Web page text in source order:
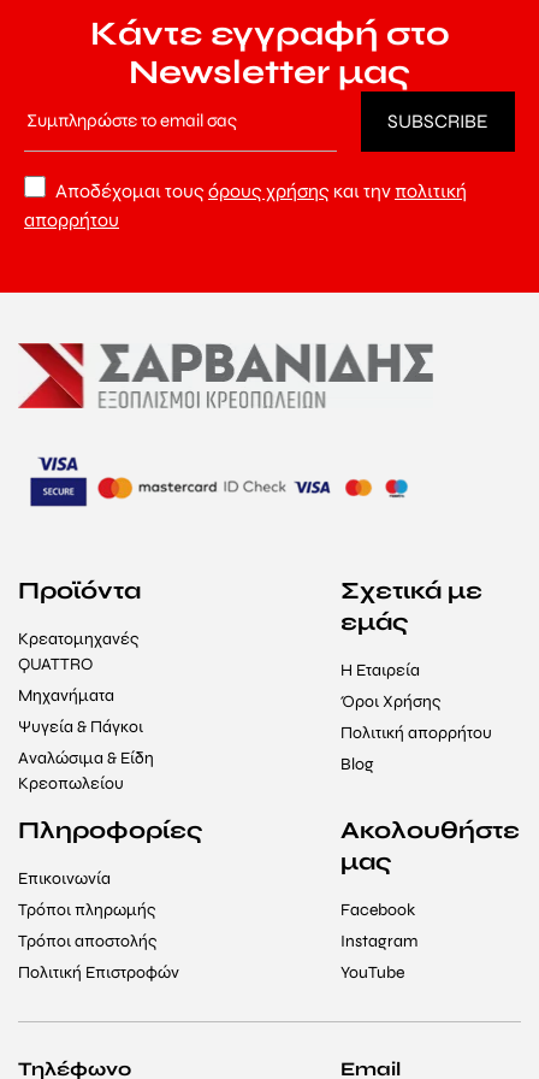
Αποδέχομαι τους όρους χρήσης και τηνπολιτική
απορρήτου
Κάντε εγγραφή στο
Newsletter μας
Προϊόντα
Κρεατομηχανές
QUATTRO
Μηχανήματα
Ψυγεία & Πάγκοι
Αναλώσιμα & Είδη
Κρεοπωλείου
Σχετικά με
εμάς
Η Εταιρεία
Όροι Χρήσης
Πολιτική απορρήτου
Blog
Πληροφορίες
Επικοινωνία
Τρόποι πληρωμής
Τρόποι αποστολής
Πολιτική Επιστροφών
Ακολουθήστε
μας
Facebook
Instagram
YouTube
Τηλέφωνο Email